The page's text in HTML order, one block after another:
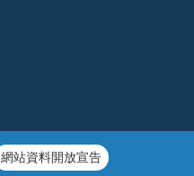
網站資料開放宣告